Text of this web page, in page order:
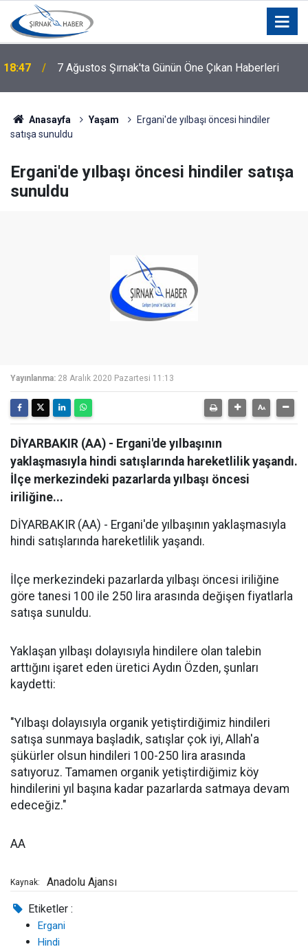
18:47 7 Ağustos Şırnak'ta Günün Öne Çıkan Haberleri
Anasayfa Yaşam
Ergani'de yılbaşı öncesi hindiler
satışa sunuldu
Ergani'de yılbaşı öncesi hindiler satışa
sunuldu
Yayınlanma: 28 Aralık 2020 Pazartesi 11:13
DİYARBAKIR (AA) - Ergani'de yılbaşının
yaklaşmasıyla hindi satışlarında hareketlilik yaşandı.
İlçe merkezindeki pazarlarda yılbaşı öncesi
iriliğine...
DİYARBAKIR (AA) - Ergani'de yılbaşının yaklaşmasıyla
hindi satışlarında hareketlilik yaşandı.
İlçe merkezindeki pazarlarda yılbaşı öncesi iriliğine
göre tanesi 100 ile 250 lira arasında değişen fiyatlarla
satışa sunuldu.
Yaklaşan yılbaşı dolayısıyla hindilere olan talebin
arttığını işaret eden üretici Aydın Özden, şunları
kaydetti:
"Yılbaşı dolayısıyla organik yetiştirdiğimiz hindileri
satışa sunmaya başladık, satışlar çok iyi, Allah'a
şükürler olsun hindileri 100-250 lira arasında
satıyoruz. Tamamen organik yetiştirdiğimiz köy
hindilerini yıl başına kadar pazarlarda satmaya devam
edeceğiz."
AA
Kaynak: Anadolu Ajansı
Etiketler :
Ergani
Hindi